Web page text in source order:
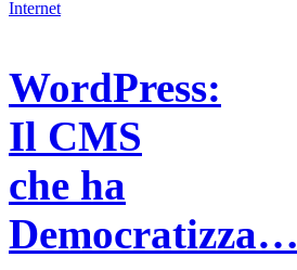
WordPress:
Il CMS
che ha
Democratizza…